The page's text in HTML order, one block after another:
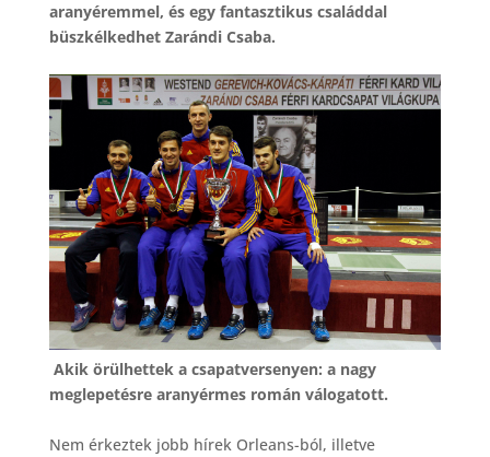
aranyéremmel, és egy fantasztikus családdal
büszkélkedhet Zarándi Csaba.
Akik örülhettek a csapatversenyen: a nagy
meglepetésre aranyérmes román válogatott.
Nem érkeztek jobb hírek Orleans-ból, illetve